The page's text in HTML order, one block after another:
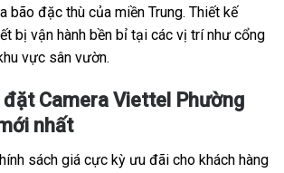
bão đặc thù của miền Trung. Thiết kế
bị vận hành bền bỉ tại các vị trí như cổng
vực sân vườn.
đặt Camera Viettel Phường
nhất
sách giá cực kỳ ưu đãi cho khách hàng